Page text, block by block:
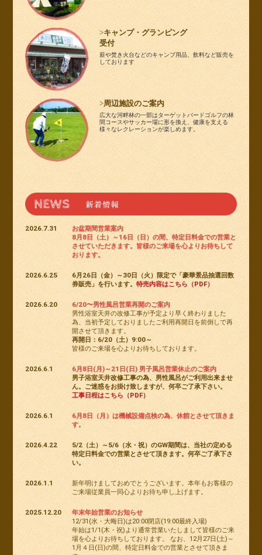
キャンプ・グランピング
受付
薪や焚き火台などのキャンプ用品、飲料など販売を
しております
周辺施設のご案内
広大な河畔林の一部はターゲットバードゴルフの林
間コースやサッカー場に形を換え、健康を支える
様々なレクレーションが楽しめます。
2026.7.31
お盆期間営業案内
8月8日（土）～16日（日）の間、特定日料金での営業と
させていただきます。皆様のご来場を心よりお待ちして
おります。
2026.6.25
6月26日（金）～30日（火）限定で「豪華景品抽選回数
券販売」を行います。特売内容はこちら（PDF）
2026.6.20
6/20〜男性風呂営業再開のご案内
男性浴室天井の改修工事が予定より早く終わりました
為、当初予定しておりましたご利用再開日を前倒しで再
開させて頂きます。
再開日：6/20（土）9:00～
皆様のご来場を心よりお待ちしております。
2026.6.1
6月8日(月)～21日(日) 男子風呂営業休止のご案内
男子浴室天井改修工事の為、男性風呂がご利用出来ませ
ん。ご迷惑をお掛け致しますが、何卒ご了承下さい。
工事日程はこちら（PDF）
2026.6.1
6月8日（月）は機械設備点検の為、休館とさせて頂きま
す。
2026.4.22
5/2（土）～5/6（水・祝）のGW期間は、当社の定める
特定日料金での営業とさせて頂きます。何卒ご了承下さ
い。
2026.1.1
新年明けましておめでとうございます。本年もお客様の
ご来場従業員一同心よりお待ち申し上げます。
2025.12.20
年末年始営業のお知らせ
12/31(水・大晦日)は20:00閉店(19:00最終入場)
年始は1/1(木・祝)より通常営業いたしまして皆様のご来
場を心よりお待ちしております。 なお、12月27日(土)～
1月４日(日)の間、特定日料金での営業とさせて頂きま